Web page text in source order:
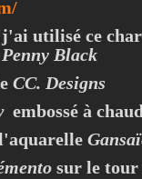
utilisé ce
Penny Black
CC. Designs
embossé à
sur le tour